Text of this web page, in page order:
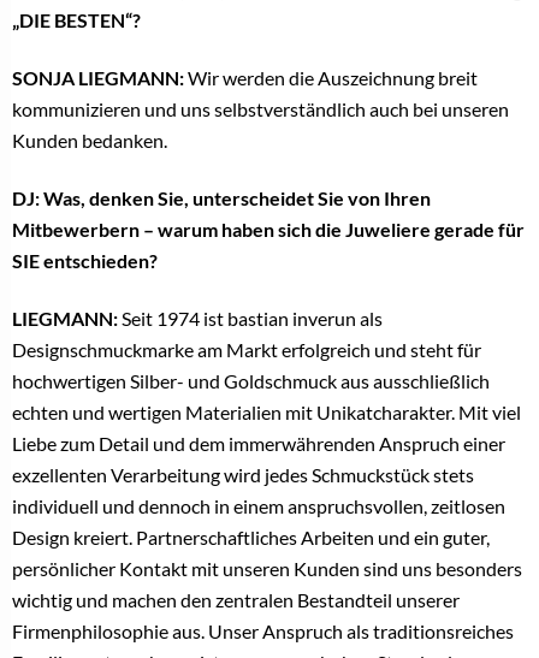
„DIE BESTEN“?
SONJA LIEGMANN:Wir werden die Auszeichnung breit
kommunizieren und uns selbstverständlich auch bei unseren
Kunden bedanken.
DJ: Was, denken Sie, unterscheidet Sie von Ihren
Mitbewerbern – warum haben sich die Juweliere gerade für
SIE entschieden?
LIEGMANN:Seit 1974 ist bastian inverun als
Designschmuckmarke am Markt erfolgreich und steht für
hochwertigen Silber- und Goldschmuck aus ausschließlich
echten und wertigen Materialien mit Unikatcharakter. Mit viel
Liebe zum Detail und dem immerwährenden Anspruch einer
exzellenten Verarbeitung wird jedes Schmuckstück stets
individuell und dennoch in einem anspruchsvollen, zeitlosen
Design kreiert. Partnerschaftliches Arbeiten und ein guter,
persönlicher Kontakt mit unseren Kunden sind uns besonders
wichtig und machen den zentralen Bestandteil unserer
Firmenphilosophie aus. Unser Anspruch als traditionsreiches